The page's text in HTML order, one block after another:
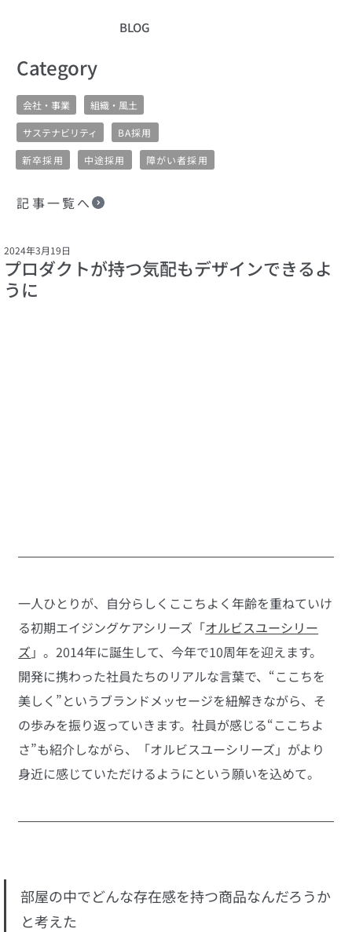
BLOG
​Category
会社・事業 組織・風土
サステナビリティ BA採用
記事一覧へ
新卒採用 中途採用 障がい者採用
プロダクトが持つ気配もデザインできるよ
うに
2024年3月19日
一人ひとりが、自分らしくここちよく年齢を重ねていけ
る初期エイジングケアシリーズ「オルビスユーシリー
ズ 」。2014年に誕生して、今年で10周年を迎えます。
開発に携わった社員たちのリアルな言葉で、“ここちを
美しく”というブランドメッセージを紐解きながら、そ
の歩みを振り返っていきます。社員が感じる“ここちよ
さ”も紹介しながら、「オルビスユーシリーズ」がより
身近に感じていただけるようにという願いを込めて。
部屋の中でどんな存在感を持つ商品なんだろうか
と考えた